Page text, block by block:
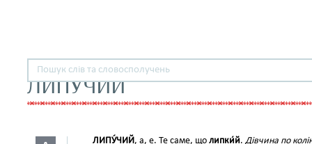
ЛИПУЧИЙ
ЛИПУ́ЧИЙ, а, е. Те саме, що липки́й.Дівчина по